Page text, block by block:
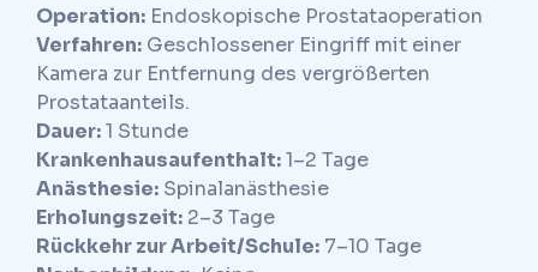
Operation: Endoskopische Prostataoperation
Verfahren: Geschlossener Eingriff mit einer
Kamera zur Entfernung des vergrößerten
Prostataanteils.
Dauer:1 Stunde
Krankenhausaufenthalt:1–2 Tage
Anästhesie: Spinalanästhesie
Erholungszeit: 2–3 Tage
Rückkehr zur Arbeit/Schule: 7–10 Tage